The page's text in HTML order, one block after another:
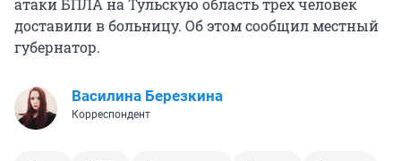
атаки БПЛА на Тульскую область трех человек
доставили в больницу. Об этом сообщил местный
губернатор.
Василина Березкина
Корреспондент